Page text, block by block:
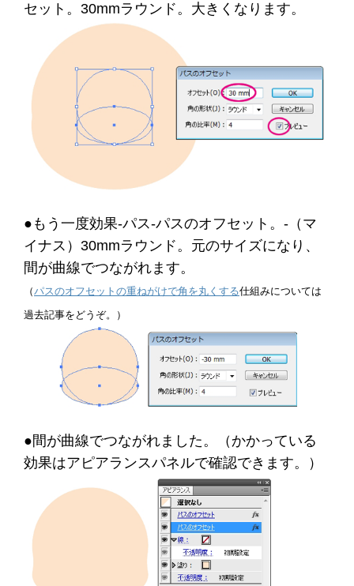
セット。30mmラウンド。大きくなります。
●もう一度効果-パス-パスのオフセット。-（マ
イナス）30mmラウンド。元のサイズになり、
間が曲線でつながれます。
（パスのオフセットの重ねがけで角を丸くする仕組みについては
過去記事をどうぞ。）
●間が曲線でつながれました。（かかっている
効果はアピアランスパネルで確認できます。）